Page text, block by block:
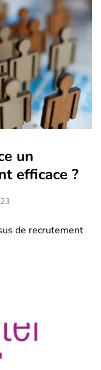
un
efficace ?
de recrutement